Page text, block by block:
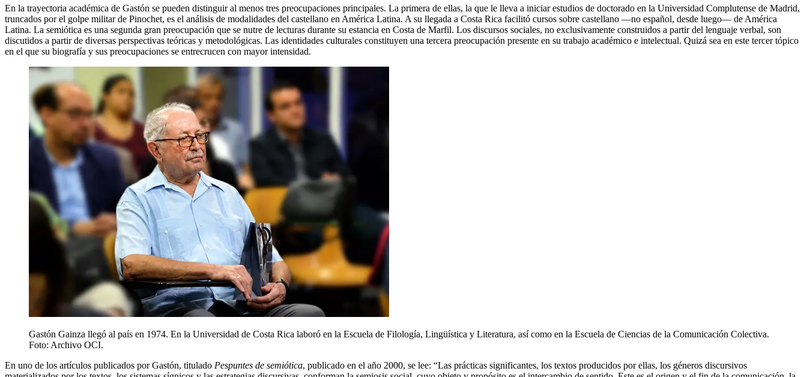
En la trayectoria académica de Gastón se pueden distinguir al menos tres preocupaciones principales. La primera de ellas, la que le lleva a iniciar estudios de doctorado en la Universidad Complutense de Madrid,
truncados por el golpe militar de Pinochet, es el análisis de modalidades del castellano en América Latina. A su llegada a Costa Rica facilitó cursos sobre castellano —no español, desde luego— de América
Latina. La semiótica es una segunda gran preocupación que se nutre de lecturas durante su estancia en Costa de Marfil. Los discursos sociales, no exclusivamente construidos a partir del lenguaje verbal, son
discutidos a partir de diversas perspectivas teóricas y metodológicas. Las identidades culturales constituyen una tercera preocupación presente en su trabajo académico e intelectual. Quizá sea en este tercer tópico
en el que su biografía y sus preocupaciones se entrecrucen con mayor intensidad.
Gastón Gainza llegó al país en 1974. En la Universidad de Costa Rica laboró en la Escuela de Filología, Lingüística y Literatura, así como en la Escuela de Ciencias de la Comunicación Colectiva.
Foto: Archivo OCI.
En uno de los artículos publicados por Gastón, titulado Pespuntes de semiótica, publicado en el año 2000, se lee: “Las prácticas significantes, los textos producidos por ellas, los géneros discursivos